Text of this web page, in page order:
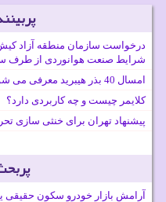
درخواست سازمان منطقه آزاد
شرایط صنعت هوانوردی از طرف
امسال 40 بذر هیبرید معرفی می شود
کلایمر چیست و چه کاربردی دارد؟
پیشنهاد تهران برای خنثی سازی
آرامش بازار خودرو سکون حقیقی